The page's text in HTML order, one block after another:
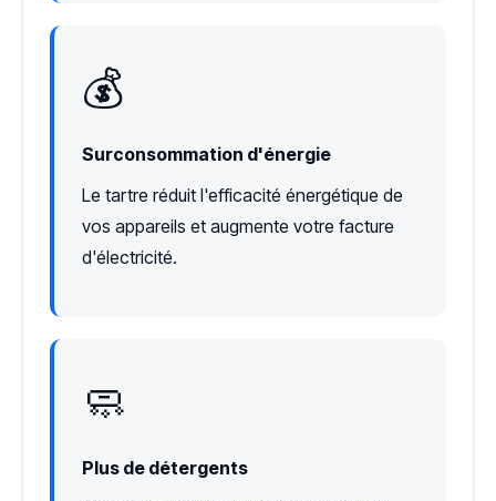
💰
Surconsommation d'énergie
Le tartre réduit l'efficacité énergétique de
vos appareils et augmente votre facture
d'électricité.
🧼
Plus de détergents